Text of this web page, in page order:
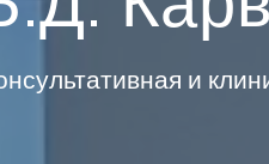
и